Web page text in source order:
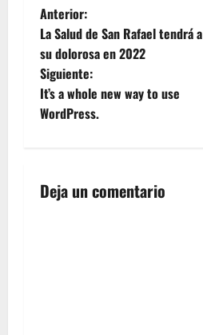
N
a
v
e
a
Anterior:
La Salud de San Rafael tendrá a
su dolorosa en 2022
Siguiente:
It’s a whole new way to use
WordPress.
Deja un comentario